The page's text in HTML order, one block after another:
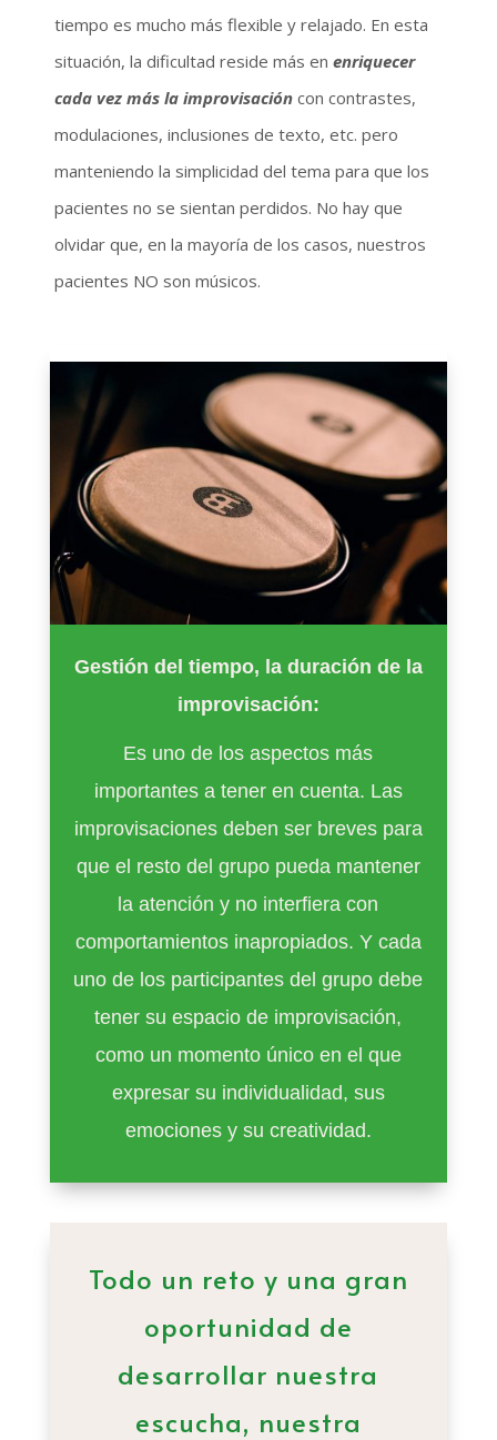
tiempo es mucho más flexible y relajado. En esta
situación, la dificultad reside más en enriquecer
cada vez más la improvisacióncon contrastes,
modulaciones, inclusiones de texto, etc. pero
manteniendo la simplicidad del tema para que los
pacientes no se sientan perdidos. No hay que
olvidar que, en la mayoría de los casos, nuestros
pacientes NO son músicos.
Gestión del tiempo, la duración de la
improvisación:
Es uno de los aspectos más
importantes a tener en cuenta. Las
improvisaciones deben ser breves para
que el resto del grupo pueda mantener
la atención y no interfiera con
comportamientos inapropiados. Y cada
uno de los participantes del grupo debe
tener su espacio de improvisación,
como un momento único en el que
expresar su individualidad, sus
emociones y su creatividad.
Todo un reto y una gran
oportunidad de
desarrollar nuestra
escucha, nuestra